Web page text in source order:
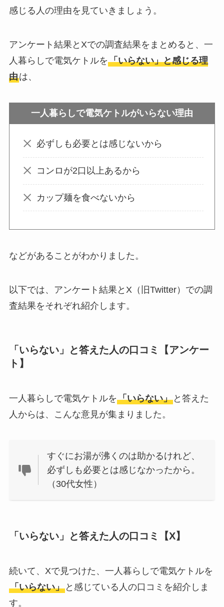
わりのものは何がい
い？
ウォーターテーブル
はいらない？飽きる
ってよかった？
オイルポットはいる
いらない？やめた人
は？代用品やおすす
めを使用者に聞いて
敷きパッドだけで寝
るのはどう？代わり
おむつ用ゴミ箱はい
できるか調べてみた
感じる人の理由を見ていきましょう。
アンケート結果とXでの調査結果をまとめると、一
人暮らしで電気ケトルを「いらない」と感じる理
由は、
一人暮らしで電気ケトルがいらない理由
必ずしも必要とは感じないから
コンロが2口以上あるから
カップ麺を食べないから
などがあることがわかりました。
以下では、アンケート結果とX（旧Twitter）での調
査結果をそれぞれ紹介します。
「いらない」と答えた人の口コミ【アンケー
ト】
一人暮らしで電気ケトルを「いらない」と答えた
人からは、こんな意見が集まりました。
すぐにお湯が沸くのは助かるけれど、
必ずしも必要とは感じなかったから。
（30代女性）
「いらない」と答えた人の口コミ【X】
続いて、Xで見つけた、一人暮らしで電気ケトルを
「いらない」と感じている人の口コミを紹介しま
す。